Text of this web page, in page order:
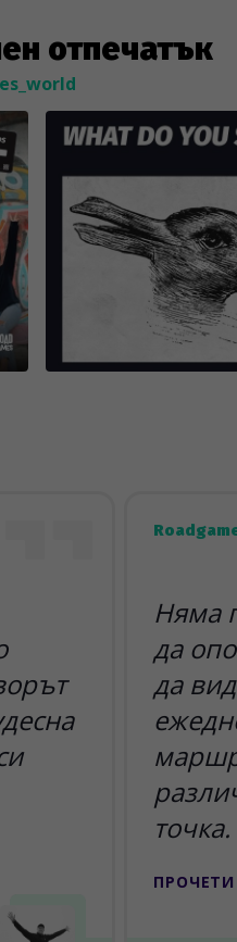
отпечатък
Няма
да
да
точка.